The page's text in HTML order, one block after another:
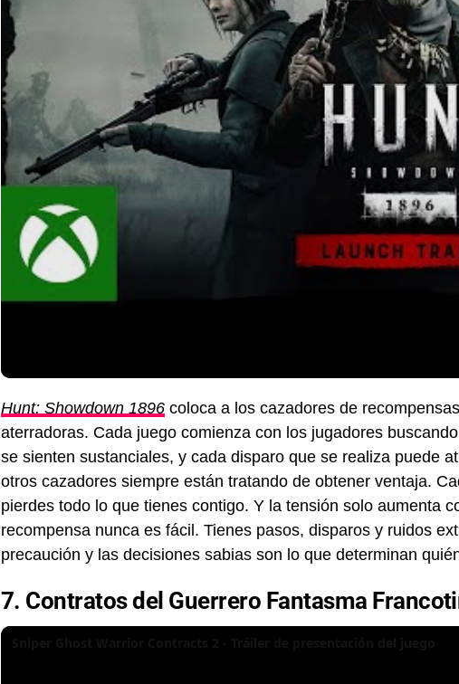
Hunt: Showdown 1896 coloca a los cazadores de
aterradoras. Cada juego comienza con los jugadores
se sienten sustanciales, y cada disparo que se realiza puede
otros cazadores siempre están tratando de obtener ventaja.
pierdes todo lo que tienes contigo. Y la tensión solo aumenta
recompensa nunca es fácil. Tienes pasos, disparos y ruidos
precaución y las decisiones sabias son lo que determinan
7. Contratos del Guerrero Fantasma